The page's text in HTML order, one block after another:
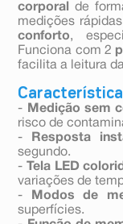
corporal
de
medições
conforto,
Funciona com 2
facilita a leitura
- Medição sem
risco de
-
Resposta
segundo.
-
Tela LED
variações de
-
Modos de
superfícies.